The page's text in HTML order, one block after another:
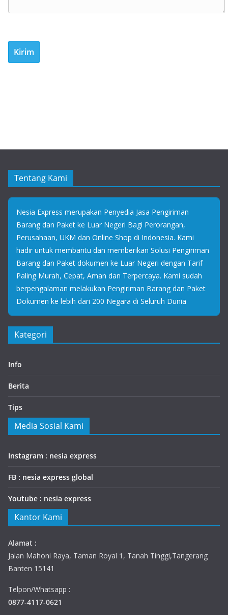
Tentang Kami
Nesia Express merupakan Penyedia Jasa Pengiriman
Barang dan Paket ke Luar Negeri Bagi Perorangan,
Perusahaan, UKM dan Online Shop di Indonesia. Kami
hadir untuk membantu dan memberikan Solusi Pengiriman
Barang dan Paket dokumen ke Luar Negeri dengan Tarif
Paling Murah, Cepat, Aman dan Terpercaya. Kami sudah
berpengalaman melakukan Pengiriman Barang dan Paket
Dokumen ke lebih dari 200 Negara di Seluruh Dunia
Kategori
Info
Berita
Tips
Media Sosial Kami
Instagram : nesia express
FB : nesia express global
Youtube : nesia express
Kantor Kami
Alamat :
Jalan Mahoni Raya, Taman Royal 1, Tanah Tinggi,Tangerang
Banten 15141
Telpon/Whatsapp :
0877-4117-0621